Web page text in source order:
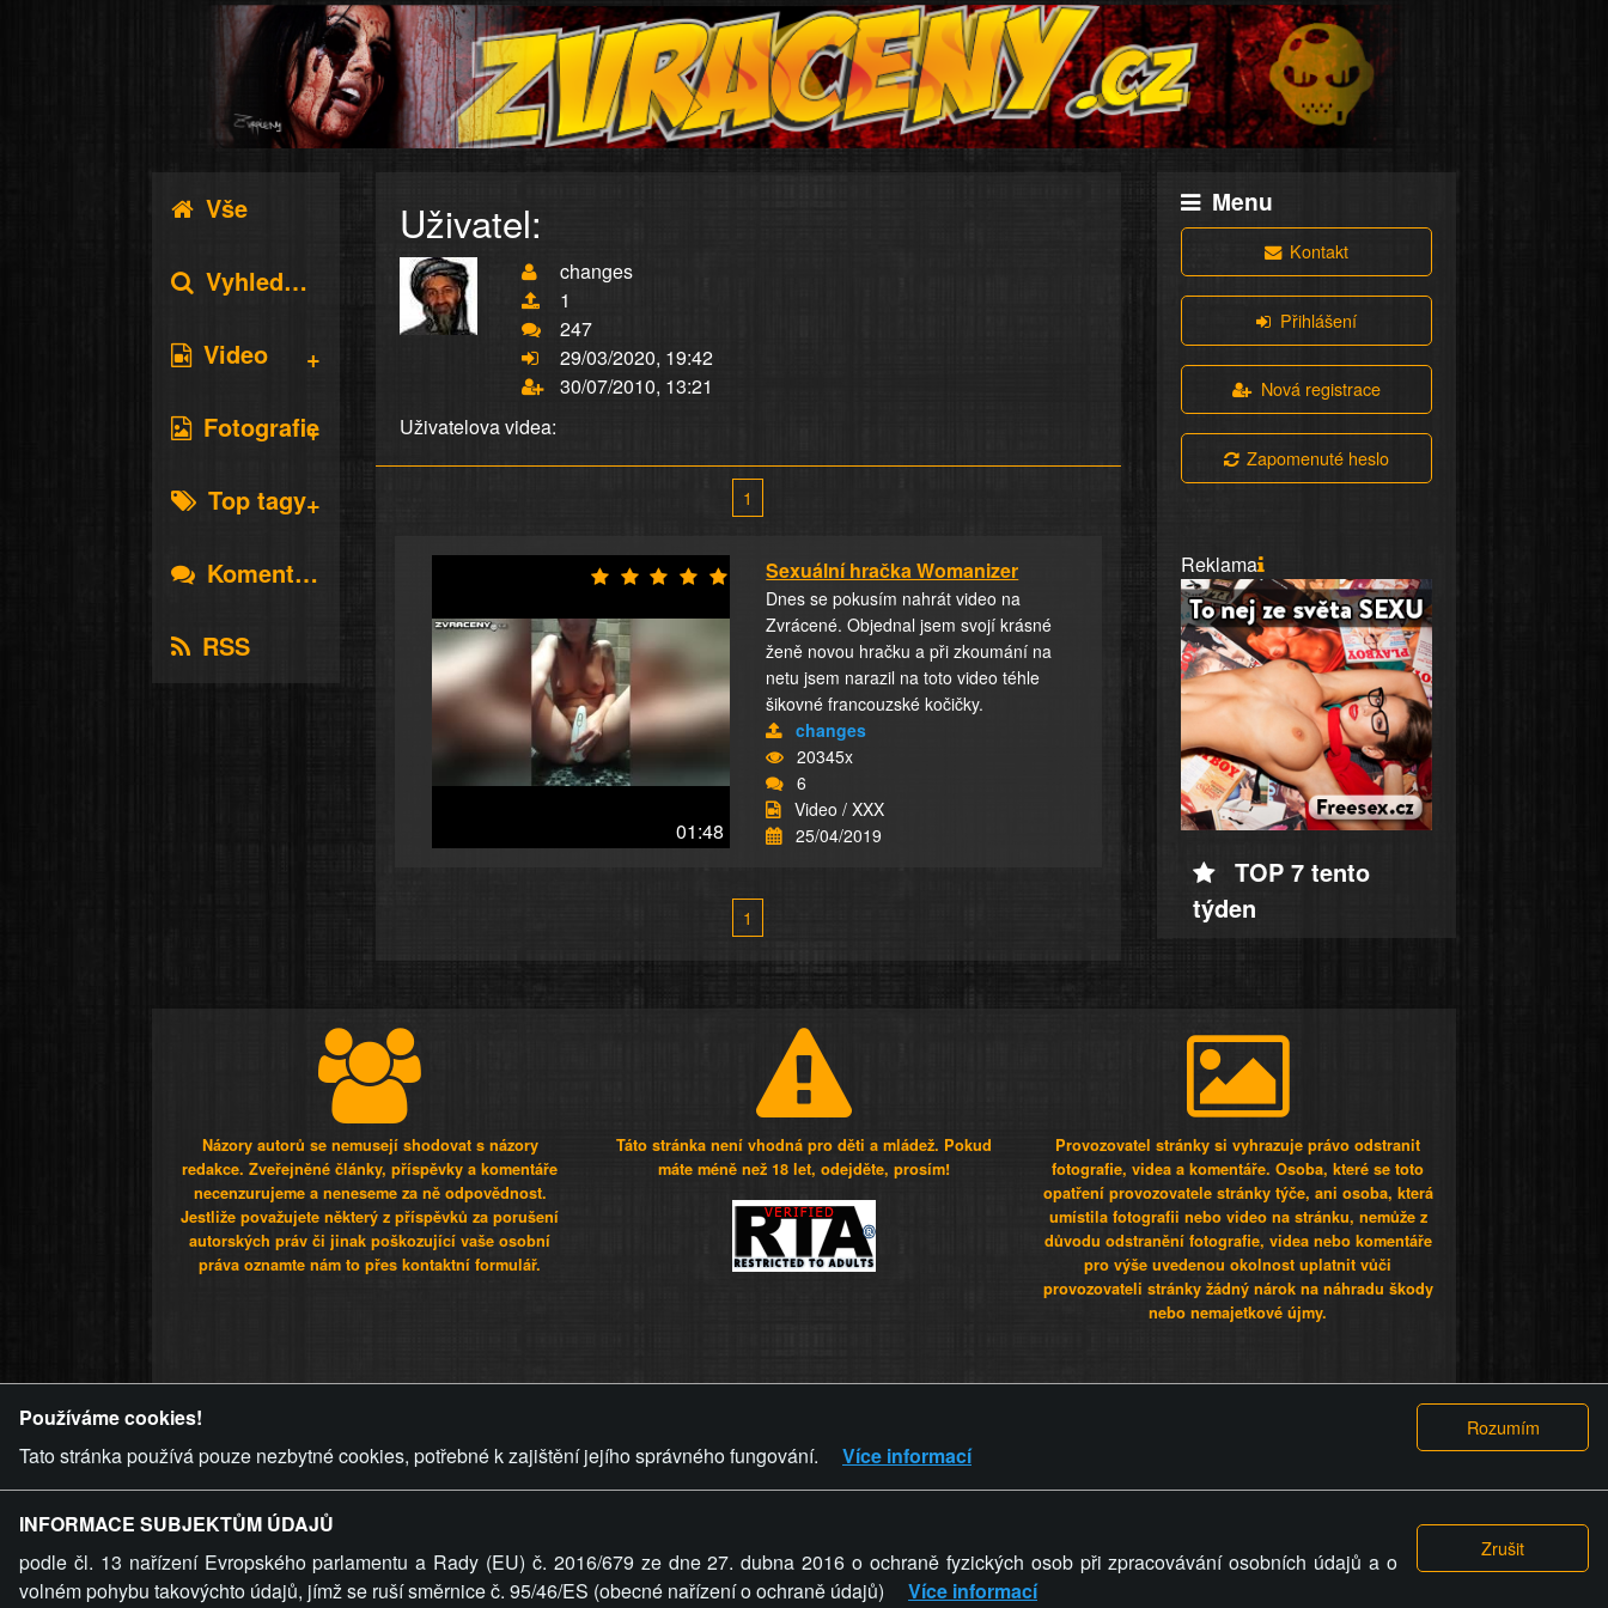
Vše
Vyhledávání
Video
Fotografie
Top tagy
Komentáře
RSS
Uživatel:
changes
1
247
29/03/2020, 19:42
30/07/2010, 13:21
Uživatelova videa:
1
01:48
Sexuální hračka Womanizer
Dnes se pokusím nahrát video na
Zvrácené. Objednal jsem svojí krásné
ženě novou hračku a při zkoumání na
netu jsem narazil na toto video téhle
šikovné francouzské kočičky.
changes
20345x
6
Video / XXX
25/04/2019
1
Menu
Kontakt
Přihlášení
Nová registrace
Zapomenuté heslo
Reklama
TOP 7 tento
týden
Názory autorů se nemusejí shodovat s názory
redakce. Zveřejněné články, příspěvky a komentáře
necenzurujeme a neneseme za ně odpovědnost.
Jestliže považujete některý z příspěvků za porušení
autorských práv či jinak poškozující vaše osobní
práva oznamte nám to přes kontaktní formulář.
Táto stránka není vhodná pro děti a mládež. Pokud
máte méně než 18 let, odejděte, prosím!
Provozovatel stránky si vyhrazuje právo odstranit
fotografie, videa a komentáře. Osoba, které se toto
opatření provozovatele stránky týče, ani osoba, která
umístila fotografii nebo video na stránku, nemůže z
důvodu odstranění fotografie, videa nebo komentáře
pro výše uvedenou okolnost uplatnit vůči
provozovateli stránky žádný nárok na náhradu škody
nebo nemajetkové újmy.
ZVRÁCENÝ.CZ PRAVIDLA A PODMÍNKY GDPR COOKIES
Používáme cookies!
Tato stránka používá pouze nezbytné cookies, potřebné k zajištění jejího správného fungování.
Více informací
INFORMACE SUBJEKTŮM ÚDAJŮ
podle čl. 13 nařízení Evropského parlamentu a Rady (EU) č. 2016/679 ze dne 27. dubna 2016 o ochraně fyzických osob při zpracovávání osobních údajů a o
volném pohybu takovýchto údajů, jímž se ruší směrnice č. 95/46/ES (obecné nařízení o ochraně údajů)
Více informací